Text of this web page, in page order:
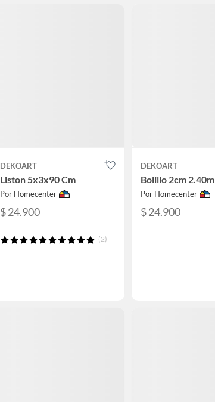
DEKOART
Liston 5x3x90 Cm
Por Homecenter
$ 24.900
(2)
DEKOART
Bolillo 2cm 2.40m
Por Homecenter
$ 24.900